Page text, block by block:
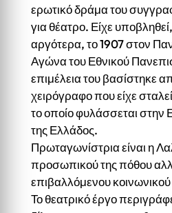
ερωτικό δράμα του
για θέατρο. Είχε
αργότερα, το 1907 στον
Αγώνα του Εθνικού
επιμέλεια του βασίστηκε
χειρόγραφο που είχε
το οποίο φυλάσσεται στην
της Ελλάδος.
Πρωταγωνίστρια είναι η
προσωπικού της πόθου
επιβαλλόμενου
Το θεατρικό έργο